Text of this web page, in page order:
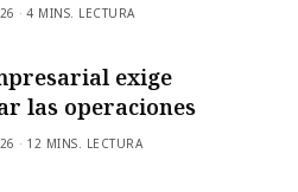
4 MINS. LECTURA
exige
las operaciones
12 MINS. LECTURA